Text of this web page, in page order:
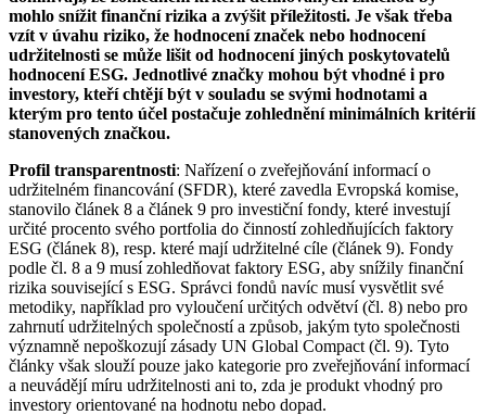
mohlo snížit finanční rizika a zvýšit příležitosti. Je však třeba
vzít v úvahu riziko, že hodnocení značek nebo hodnocení
udržitelnosti se může lišit od hodnocení jiných poskytovatelů
hodnocení ESG. Jednotlivé značky mohou být vhodné i pro
investory, kteří chtějí být v souladu se svými hodnotami a
kterým pro tento účel postačuje zohlednění minimálních kritérií
stanovených značkou.
Profil transparentnosti: Nařízení o zveřejňování informací o
udržitelném financování (SFDR), které zavedla Evropská komise,
stanovilo článek 8 a článek 9 pro investiční fondy, které investují
určité procento svého portfolia do činností zohledňujících faktory
ESG (článek 8), resp. které mají udržitelné cíle (článek 9). Fondy
podle čl. 8 a 9 musí zohledňovat faktory ESG, aby snížily finanční
rizika související s ESG. Správci fondů navíc musí vysvětlit své
metodiky, například pro vyloučení určitých odvětví (čl. 8) nebo pro
zahrnutí udržitelných společností a způsob, jakým tyto společnosti
významně nepoškozují zásady UN Global Compact (čl. 9). Tyto
články však slouží pouze jako kategorie pro zveřejňování informací
a neuvádějí míru udržitelnosti ani to, zda je produkt vhodný pro
investory orientované na hodnotu nebo dopad.